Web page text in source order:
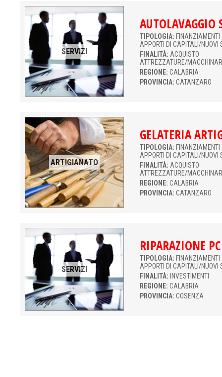
SERVIZI
AUTOLAVAGGIO
TIPOLOGIA:
APPORTI DI CAPITALI/NUOVI
FINALITÀ: ACQUISTO
ATTREZZATURE/
REGIONE: CALABRIA
PROVINCIA: CATANZARO
ARTIGIANATO
GELATERIA
TIPOLOGIA:
APPORTI DI CAPITALI/NUOVI
FINALITÀ: ACQUISTO
ATTREZZATURE/
REGIONE: CALABRIA
PROVINCIA: CATANZARO
SERVIZI
RIPARAZIONE
TIPOLOGIA:
APPORTI DI CAPITALI/NUOVI
FINALITÀ: INVESTIMENTI
REGIONE: CALABRIA
PROVINCIA: COSENZA